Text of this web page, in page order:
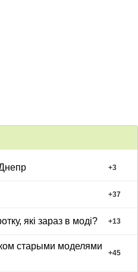
+3
+37
які зараз в моді? +13
старыми моделями
+45